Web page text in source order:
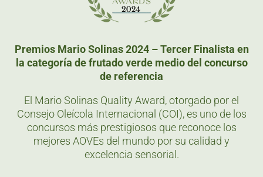
Premios Mario Solinas 2024 – Tercer Finalista en
la categoría de frutado verde medio del concurso
de referencia
El Mario Solinas Quality Award, otorgado por el
Consejo Oleícola Internacional (COI), es uno de los
concursos más prestigiosos que reconoce los
mejores AOVEs del mundo por su calidad y
excelencia sensorial.